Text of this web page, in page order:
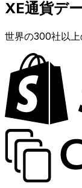
XE通貨デ
世界の300社以